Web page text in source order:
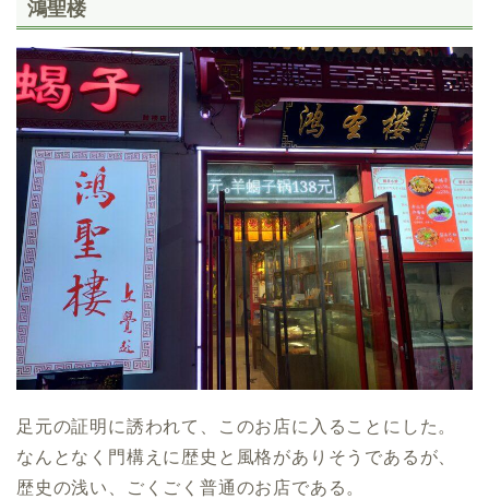
鴻聖楼
足元の証明に誘われて、このお店に入ることにした。
なんとなく門構えに歴史と風格がありそうであるが、
歴史の浅い、ごくごく普通のお店である。